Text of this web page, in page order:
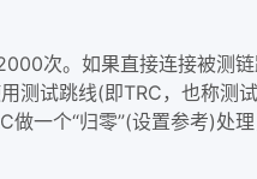
次。如果直接连接被测
试跳线(即TRC，也称测
一个“归零”(设置参考)处